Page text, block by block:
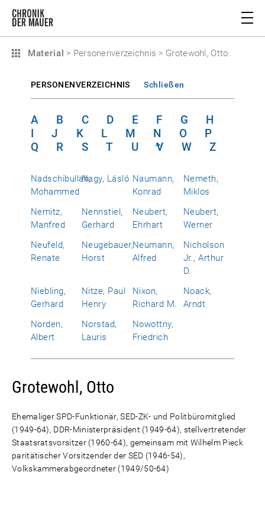
Material > Personenverzeichnis > Grotewohl, Otto
PERSONENVERZEICHNIS Schließen
A B C D E F G
H
I
J K L M N O
P
Q
R S T U V W Z
Nadschibullah,
Mohammed
Nagy, Lásló Naumann,
Konrad
Nemeth,
Miklos
Nemitz,
Manfred
Nennstiel,
Gerhard
Neubert,
Ehrhart
Neubert,
Werner
Neufeld,
Renate
Neugebauer,
Horst
Neumann,
Alfred
Nicholson
Jr., Arthur
D.
Niebling,
Gerhard
Nitze, Paul
Henry
Nixon,
Richard M.
Noack,
Arndt
Norden,
Albert
Norstad,
Lauris
Nowottny,
Friedrich
Grotewohl, Otto
Ehemaliger SPD-Funktionär, SED-ZK- und Politbüromitglied
(1949-64), DDR-Ministerpräsident (1949-64), stellvertretender
Staatsratsvorsitzer (1960-64), gemeinsam mit Wilhelm Pieck
paritätischer Vorsitzender der SED (1946-54),
Volkskammerabgeordneter (1949/50-64)